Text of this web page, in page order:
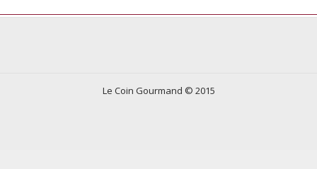
Le Coin Gourmand © 2015